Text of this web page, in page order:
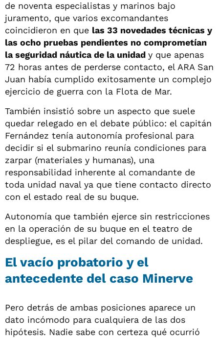
de noventa especialistas y marinos bajo
juramento, que varios excomandantes
coincidieron en que las 33 novedades técnicas y
las ocho pruebas pendientes no comprometían
la seguridad náutica de la unidad y que apenas
72 horas antes de perderse contacto, el ARA San
Juan había cumplido exitosamente un complejo
ejercicio de guerra con la Flota de Mar.
También insistió sobre un aspecto que suele
quedar relegado en el debate público: el capitán
Fernández tenía autonomía profesional para
decidir si el submarino reunía condiciones para
zarpar (materiales y humanas), una
responsabilidad inherente al comandante de
toda unidad naval ya que tiene contacto directo
con el estado real de su buque.
Autonomía que también ejerce sin restricciones
en la operación de su buque en el teatro de
despliegue, es el pilar del comando de unidad.
El vacío probatorio y el
antecedente del caso Minerve
Pero detrás de ambas posiciones aparece un
dato incómodo para cualquiera de las dos
hipótesis. Nadie sabe con certeza qué ocurrió